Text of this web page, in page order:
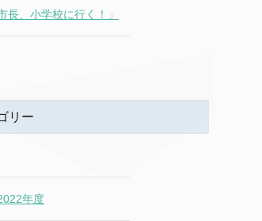
長、小学校に行く！」
リー
年度